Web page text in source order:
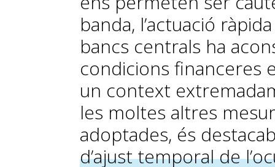
banda, l’actuació
bancs centrals ha
condicions financeres
un context
les moltes altres
adoptades, és
d’ajust temporal de